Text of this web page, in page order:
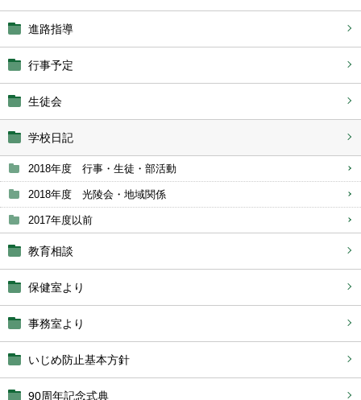
進路指導
行事予定
生徒会
学校日記
2018年度 行事・生徒・部活動
2018年度 光陵会・地域関係
2017年度以前
教育相談
保健室より
事務室より
いじめ防止基本方針
90周年記念式典